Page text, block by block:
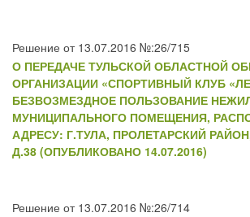
Решение от 13.07.2016 №:26/715
О ПЕРЕДАЧЕ ТУЛЬСКОЙ ОБЛАСТНОЙ
ОРГАНИЗАЦИИ «СПОРТИВНЫЙ КЛУБ
БЕЗВОЗМЕЗДНОЕ ПОЛЬЗОВАНИЕ
МУНИЦИПАЛЬНОГО ПОМЕЩЕНИЯ,
АДРЕСУ: Г.ТУЛА, ПРОЛЕТАРСКИЙ
Д.38 (ОПУБЛИКОВАНО 14.07.2016)
Решение от 13.07.2016 №:26/714